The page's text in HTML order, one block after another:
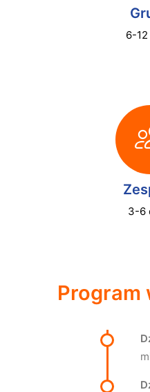
6-
3-6
Program